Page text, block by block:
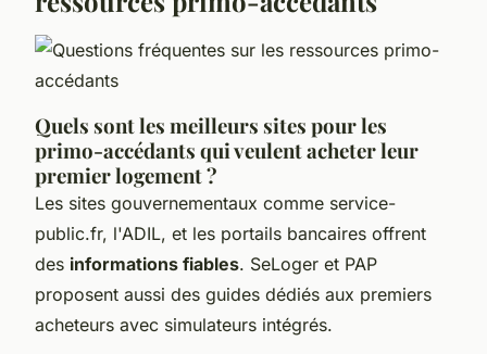
Quels sont les meilleurs sites pour les
primo-accédants qui veulent acheter leur
premier logement ?
Les sites gouvernementaux comme service-
public.fr, l'ADIL, et les portails bancaires offrent
des informations fiables. SeLoger et PAP
proposent aussi des guides dédiés aux premiers
acheteurs avec simulateurs intégrés.